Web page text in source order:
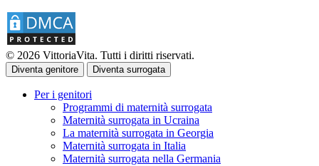
© 2026 VittoriaVita. Tutti i diritti riservati.
Diventa genitore Diventa surrogata
Per i genitori
Programmi di maternità surrogata
Maternità surrogata in Ucraina
La maternità surrogata in Georgia
Maternità surrogata in Italia
Maternità surrogata nella Germania